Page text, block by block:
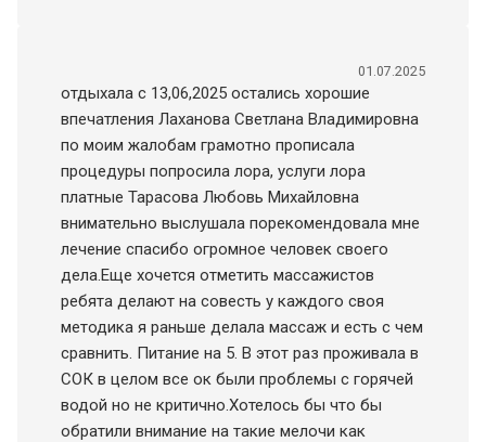
01.07.2025
отдыхала с 13,06,2025 остались хорошие
впечатления Лаханова Светлана Владимировна
по моим жалобам грамотно прописала
процедуры попросила лора, услуги лора
платные Тарасова Любовь Михайловна
внимательно выслушала порекомендовала мне
лечение спасибо огромное человек своего
дела.Еще хочется отметить массажистов
ребята делают на совесть у каждого своя
методика я раньше делала массаж и есть с чем
сравнить. Питание на 5. В этот раз проживала в
СОК в целом все ок были проблемы с горячей
водой но не критично.Хотелось бы что бы
обратили внимание на такие мелочи как